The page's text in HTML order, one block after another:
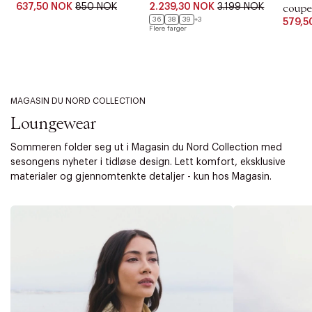
637,50 NOK 850 NOK 2.239,30 NOK 3.199 NOK
36 38 39
+3
Flere farger
MAGASIN DU NORD COLLECTION
Loungewear
Sommeren folder seg ut i Magasin du Nord Collection med
sesongens nyheter i tidløse design. Lett komfort, eksklusive
materialer og gjennomtenkte detaljer - kun hos Magasin.